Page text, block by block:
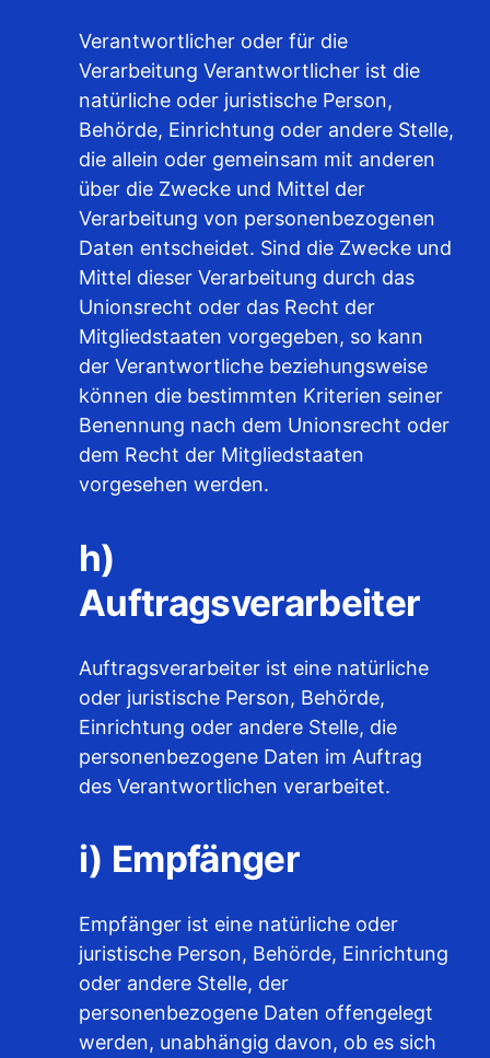
Verantwortlicher oder für die
Verarbeitung Verantwortlicher ist die
natürliche oder juristische Person,
Behörde, Einrichtung oder andere Stelle,
die allein oder gemeinsam mit anderen
über die Zwecke und Mittel der
Verarbeitung von personenbezogenen
Daten entscheidet. Sind die Zwecke und
Mittel dieser Verarbeitung durch das
Unionsrecht oder das Recht der
Mitgliedstaaten vorgegeben, so kann
der Verantwortliche beziehungsweise
können die bestimmten Kriterien seiner
Benennung nach dem Unionsrecht oder
dem Recht der Mitgliedstaaten
vorgesehen werden.
h)
Auftragsverarbeiter
Auftragsverarbeiter ist eine natürliche
oder juristische Person, Behörde,
Einrichtung oder andere Stelle, die
personenbezogene Daten im Auftrag
des Verantwortlichen verarbeitet.
i) Empfänger
Empfänger ist eine natürliche oder
juristische Person, Behörde, Einrichtung
oder andere Stelle, der
personenbezogene Daten offengelegt
werden, unabhängig davon, ob es sich